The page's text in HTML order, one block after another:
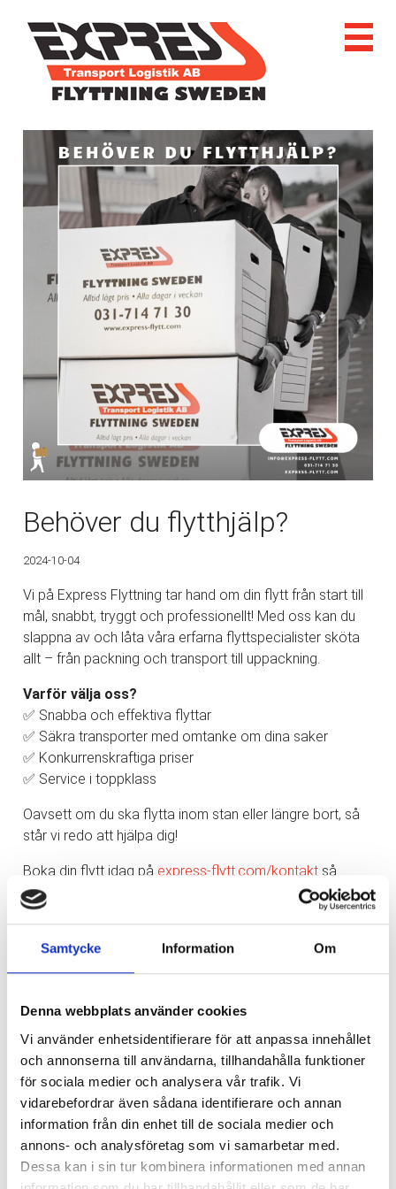
Samtycke Information Om
Denna webbplats använder cookies
Vi använder enhetsidentifierare för att anpassa innehållet
och annonserna till användarna, tillhandahålla funktioner
för sociala medier och analysera vår trafik. Vi
vidarebefordrar även sådana identifierare och annan
information från din enhet till de sociala medier och
annons- och analysföretag som vi samarbetar med.
Dessa kan i sin tur kombinera informationen med annan
Behöver du flytthjälp?
2024-10-04
Vi på Express Flyttning tar hand om din flytt från start till
mål, snabbt, tryggt och professionellt! Med oss kan du
slappna av och låta våra erfarna flyttspecialister sköta
allt – från packning och transport till uppackning.
Varför välja oss?
✅ Snabba och effektiva flyttar
✅ Säkra transporter med omtanke om dina saker
✅ Konkurrenskraftiga priser
✅ Service i toppklass
Oavsett om du ska flytta inom stan eller längre bort, så
står vi redo att hjälpa dig!
Boka din flytt idag på express-flytt.com/kontaktså
återkopplar vi snabbt.
✉️ info@express-flytt.com
☎️ 031-714 71 30
Låt oss göra din flytt enklare och stressfri!
Nyhetsarkiv
Huvudrubrik
▼
Publicerat